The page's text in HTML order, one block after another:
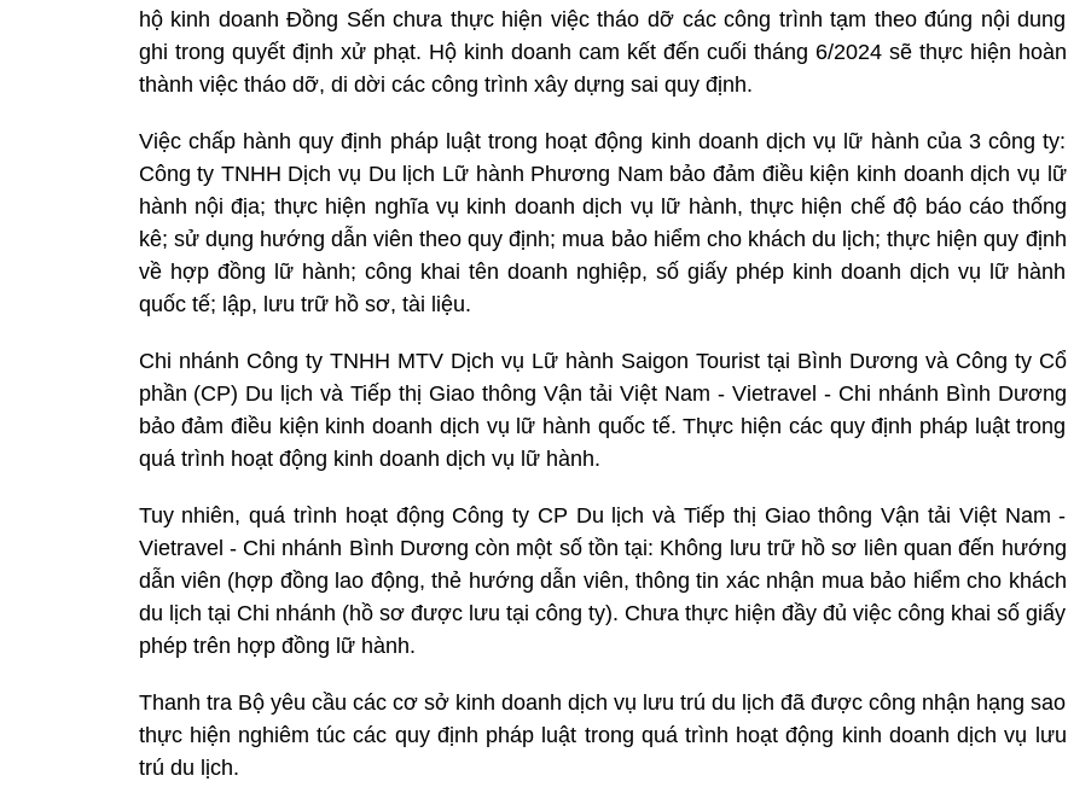
hộ kinh doanh Đồng Sến chưa thực hiện việc tháo dỡ các công trình tạm theo đúng nội dung
ghi trong quyết định xử phạt. Hộ kinh doanh cam kết đến cuối tháng 6/2024 sẽ thực hiện hoàn
thành việc tháo dỡ, di dời các công trình xây dựng sai quy định.
Việc chấp hành quy định pháp luật trong hoạt động kinh doanh dịch vụ lữ hành của 3 công ty:
Công ty TNHH Dịch vụ Du lịch Lữ hành Phương Nam bảo đảm điều kiện kinh doanh dịch vụ lữ
hành nội địa; thực hiện nghĩa vụ kinh doanh dịch vụ lữ hành, thực hiện chế độ báo cáo thống
kê; sử dụng hướng dẫn viên theo quy định; mua bảo hiểm cho khách du lịch; thực hiện quy định
về hợp đồng lữ hành; công khai tên doanh nghiệp, số giấy phép kinh doanh dịch vụ lữ hành
quốc tế; lập, lưu trữ hồ sơ, tài liệu.
Chi nhánh Công ty TNHH MTV Dịch vụ Lữ hành Saigon Tourist tại Bình Dương và Công ty Cổ
phần (CP) Du lịch và Tiếp thị Giao thông Vận tải Việt Nam - Vietravel - Chi nhánh Bình Dương
bảo đảm điều kiện kinh doanh dịch vụ lữ hành quốc tế. Thực hiện các quy định pháp luật trong
quá trình hoạt động kinh doanh dịch vụ lữ hành.
Tuy nhiên, quá trình hoạt động Công ty CP Du lịch và Tiếp thị Giao thông Vận tải Việt Nam -
Vietravel - Chi nhánh Bình Dương còn một số tồn tại: Không lưu trữ hồ sơ liên quan đến hướng
dẫn viên (hợp đồng lao động, thẻ hướng dẫn viên, thông tin xác nhận mua bảo hiểm cho khách
du lịch tại Chi nhánh (hồ sơ được lưu tại công ty). Chưa thực hiện đầy đủ việc công khai số giấy
phép trên hợp đồng lữ hành.
Thanh tra Bộ yêu cầu các cơ sở kinh doanh dịch vụ lưu trú du lịch đã được công nhận hạng sao
thực hiện nghiêm túc các quy định pháp luật trong quá trình hoạt động kinh doanh dịch vụ lưu
trú du lịch.